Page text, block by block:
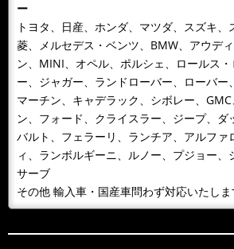
カレンダーをお送りします。
今年もあとわずか、来年のカレンダ
日頃、お世話になっているお客様へお
どうぞよろしくお願いいたします...
2018/10/09
NEWS
１０月９日 整備主任者技術講習
１０月９日 整備主任者技術講習会の
～ＰＭ４：３０ごろまで工場を閉めて
合携帯に転送となるため042-...
雨が降るとタイヤ屋が儲かる？！
ー
トヨタ、日産、ホンダ、マツダ、スズキ
菱、メルセデス・ベンツ、BMW、アウデ
ン、MINI、オペル、ポルシェ、ロールス
ー、ジャガー、ランドローバー、ローバー
マーチン、キャデラック、シボレー、
ン、フォード、クライスラー、ジープ、ダ
バルト、フェラーリ、ランチア、アルファ
ィ、ランボルギーニ、ルノー、プジョー、
サーブ
その他 輸入車・国産車問わず対応いたしま